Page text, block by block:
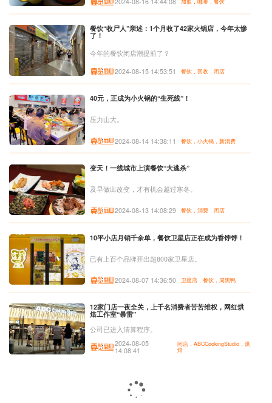
餐饮“收尸人”亲述：1个月收了42家火锅店，今年太惨
了！
今年的餐饮闭店潮提前了？
2024-08-15 14:53:51
餐饮，回收，闭店
40元，正成为小火锅的“生死线”！
压力山大。
2024-08-14 14:38:11 餐饮，小火锅，新消费
变天！一线城市上演餐饮“大逃杀”
及早做出改变，才有机会越过寒冬。
2024-08-13 14:08:29 餐饮，消费，闭店
10平小店月销千余单，餐饮卫星店正在成为香饽饽！
已有上百个品牌开出超800家卫星店。
2024-08-07 14:36:50 卫星店，餐饮，周黑鸭
12家门店一夜全关，上千名消费者苦苦维权，网红烘
焙工作室“暴雷”
公司已进入清算程序。
2024-08-05
14:08:41
闭店，ABCCookingStudio，烘
焙